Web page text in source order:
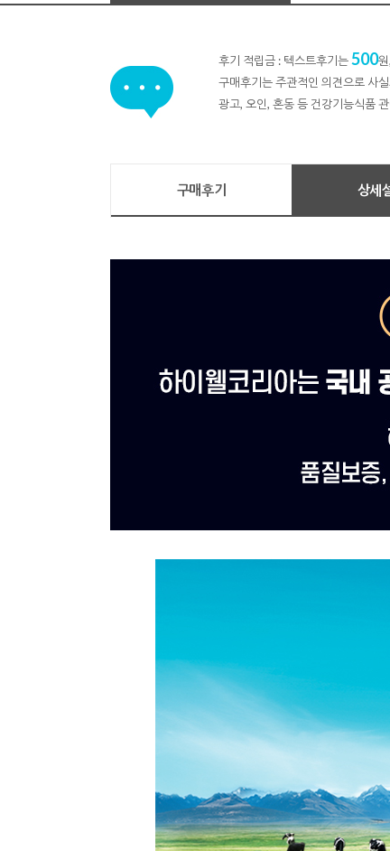
후기 적립금 : 텍스트후기는500
구매후기는 주관적인 의견으로 사
광고, 오인, 혼동 등 건강기능식품
구매후기 상세